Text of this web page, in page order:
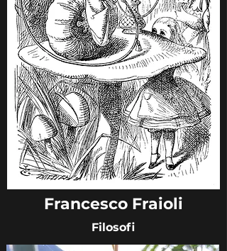
Francesco Fraioli
Filosofi